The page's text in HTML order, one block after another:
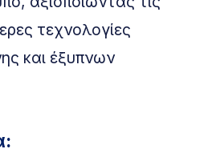
τεχνολογίες
και έξυπνων